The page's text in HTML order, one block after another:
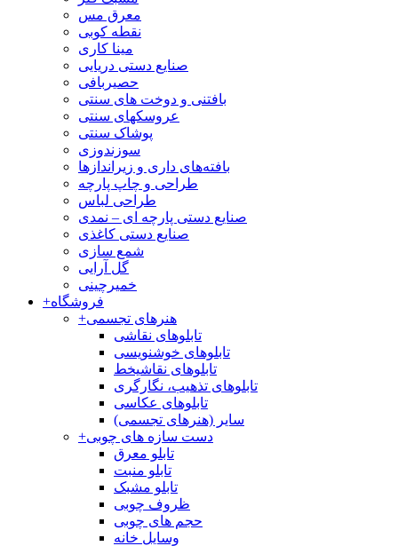
معرق مس
نقطه کوبی
مینا کاری
صنایع دستی دریایی
حصیربافی
بافتنی‌ و دوخت های سنتی
عروسکهای سنتی
پوشاک سنتی
سوزندوزی
بافته‌های داری و زیراندازها
طراحی و چاپ پارچه
طراحی لباس
صنایع دستی پارچه ای – نمدی
صنایع دستی کاغذی
شمع سازی
گل آرایی
خمیرچینی
+فروشگاه
+هنرهای تجسمی
تابلوهای نقاشی
تابلوهای خوشنویسی
تابلوهای نقاشیخط
تابلوهای تذهیب، نگارگری
تابلوهای عکاسی
سایر (هنرهای تجسمی)
+دست سازه های چوبی
تابلو معرق
تابلو منبت
تابلو مشبک
ظروف چوبی
حجم های چوبی
وسایل خانه